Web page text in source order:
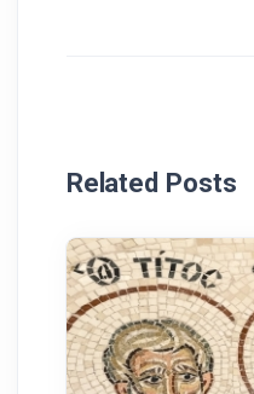
Related Posts